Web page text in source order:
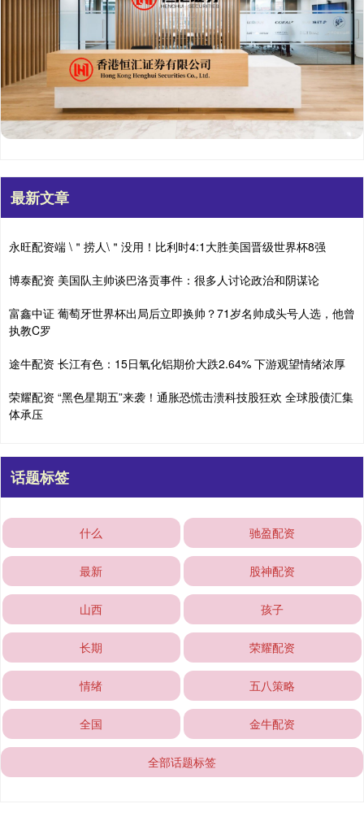
最新文章
永旺配资端 \＂捞人\＂没用！比利时4:1大胜美国晋级世界杯8强
博泰配资 美国队主帅谈巴洛贡事件：很多人讨论政治和阴谋论
富鑫中证 葡萄牙世界杯出局后立即换帅？71岁名帅成头号人选，他曾
执教C罗
途牛配资 长江有色：15日氧化铝期价大跌2.64% 下游观望情绪浓厚
荣耀配资 “黑色星期五”来袭！通胀恐慌击溃科技股狂欢 全球股债汇集
体承压
话题标签
什么 驰盈配资
最新 股神配资
山西 孩子
长期 荣耀配资
情绪 五八策略
全国 金牛配资
全部话题标签